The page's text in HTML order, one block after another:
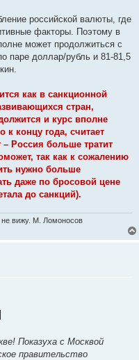
российской валюты, где
факторы. Поэтому в
может продолжиться с
паре доллар/рубль и 81-81,5
как в санкционной
стран,
и курс вполне
к концу года, считает
Россия больше тратит
так как к сожалению
нужно больше
даже по бросовой цене
до санкций).
не вижу. М. Ломоносов
Показуха с Москвой
правительство